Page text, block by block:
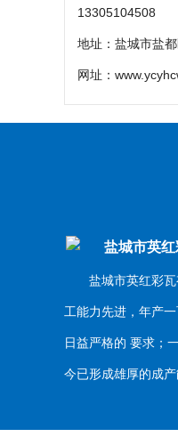
13305104508
地址：盐城市盐
网址：
盐城市英
盐城市英红彩瓦有
工能力先进，年产
日益严格的 要求；
今已形成雄厚的成